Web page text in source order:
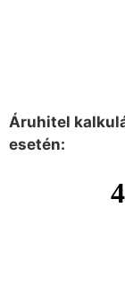
Áruhitel
esetén: